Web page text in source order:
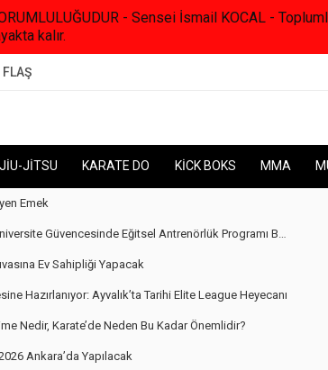
- Sensei İsmail KOCAL -
kalır.
FLAŞ
JİU-JİTSU KARATE DO KİCK BOKS MMA
Emek
Güvencesinde Eğitsel Antrenörlük Programı Başlıyor…
Ev Sahipliği Yapacak
Hazırlanıyor: Ayvalık’ta Tarihi Elite League Heyecanı
Nedir, Karate’de Neden Bu Kadar Önemlidir?
Ankara’da Yapılacak